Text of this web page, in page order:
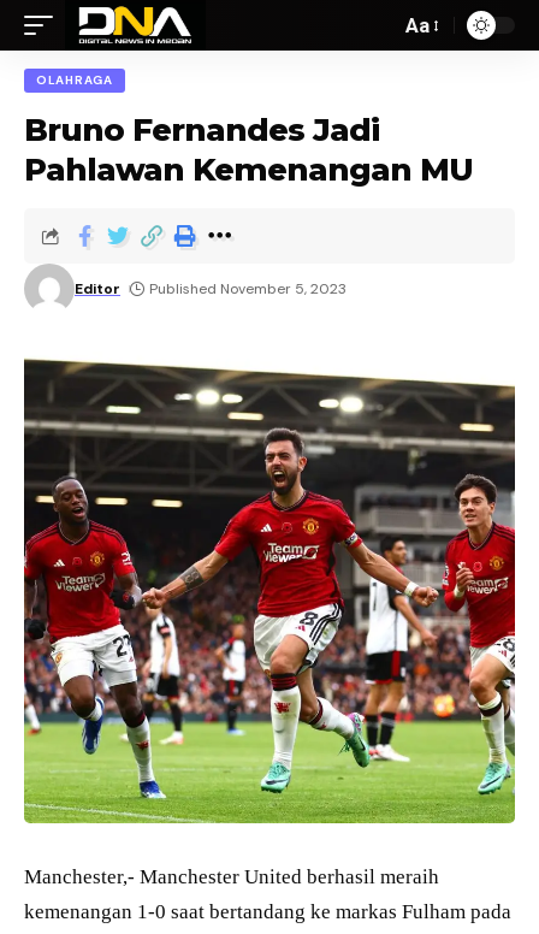
Aa
OLAHRAGA
Bruno Fernandes Jadi
Pahlawan Kemenangan MU
Editor Published November 5, 2023
Manchester,- Manchester United berhasil meraih
kemenangan 1-0 saat bertandang ke markas Fulham pada